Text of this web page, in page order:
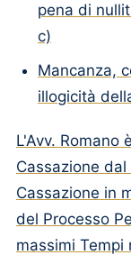
pena di
c)
Mancanza,
illogicità
L'Avv. Romano
Cassazione
Cassazione in
del Processo
massimi Tempi